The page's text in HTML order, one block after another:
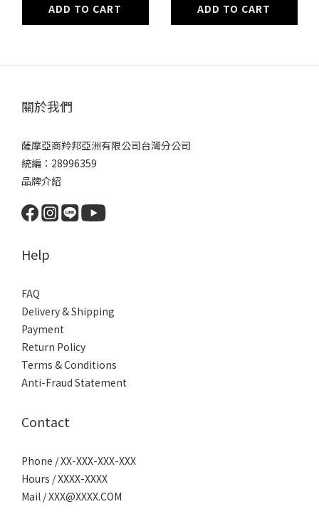
ADD TO CART ADD TO CART
關於我們
薩摩亞商羚邦亞洲有限公司台灣分公司
統編：28996359
品牌介紹
Help
FAQ
Delivery & Shipping
Payment
Return Policy
Terms & Conditions
Anti-Fraud Statement
Contact
Phone / XX-XXX-XXX-XXX
Hours / XXXX-XXXX
Mail / XXX@XXXX.COM